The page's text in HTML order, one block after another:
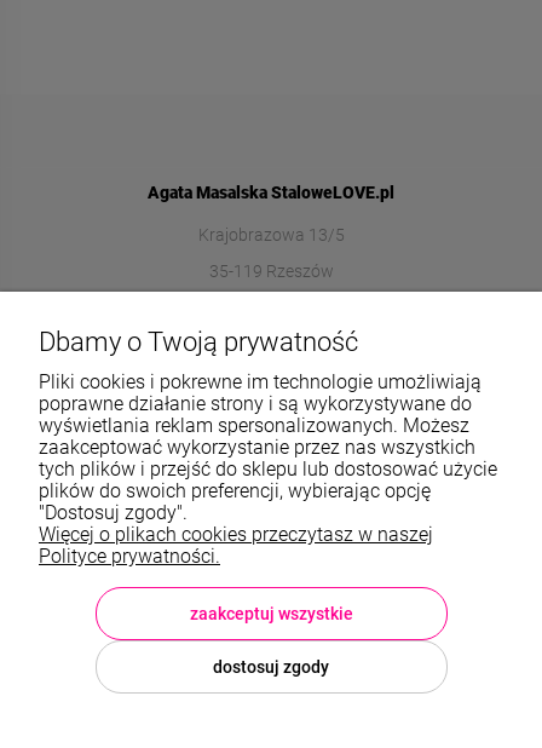
Agata Masalska StaloweLOVE.pl
Krajobrazowa 13/5
35-119 Rzeszów
572989669
Informacje
O nas
TWOJE KONTO
Sklep: StaloweLOVE, Krajobrazowa 13/5, 35-119 Rzeszów, woj.
podkarpackie, NIP: 8133612433, tel.:572 989 669
sklep@stalowelove.com.pl
Dbamy o Twoją prywatność
Pliki cookies i pokrewne im technologie umożliwiają
poprawne działanie strony i są wykorzystywane do
wyświetlania reklam spersonalizowanych. Możesz
zaakceptować wykorzystanie przez nas wszystkich
tych plików i przejść do sklepu lub dostosować użycie
plików do swoich preferencji, wybierając opcję
"Dostosuj zgody".
Więcej o plikach cookies przeczytasz w naszej
Polityce prywatności.
dostosuj zgody
zaakceptuj wszystkie